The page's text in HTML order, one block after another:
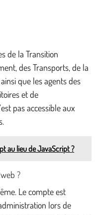
de la Transition
des Transports, de la
que les agents des
et de
pas accessible aux
au lieu de JavaScript ?
?
Le compte est
lors de